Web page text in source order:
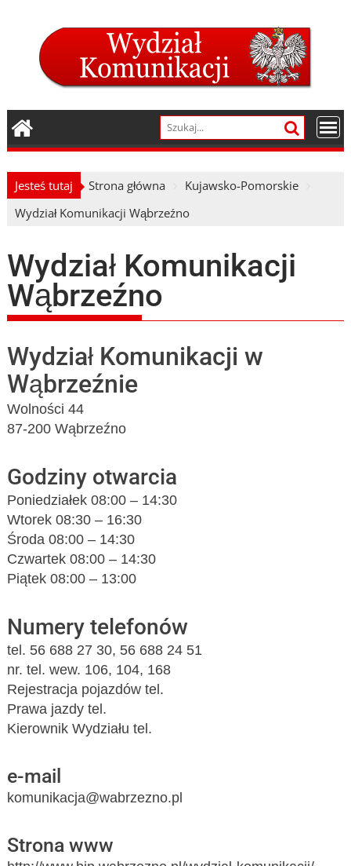
Jesteś tutaj Strona główna
Kujawsko-Pomorskie
Wydział Komunikacji Wąbrzeźno
Wydział Komunikacji
Wąbrzeźno
Wydział Komunikacji w
Wąbrzeźnie
Wolności 44
87-200 Wąbrzeźno
Godziny otwarcia
Poniedziałek 08:00 – 14:30
Wtorek 08:30 – 16:30
Środa 08:00 – 14:30
Czwartek 08:00 – 14:30
Piątek 08:00 – 13:00
Numery telefonów
tel. 56 688 27 30, 56 688 24 51
nr. tel. wew. 106, 104, 168
Rejestracja pojazdów tel.
Prawa jazdy tel.
Kierownik Wydziału tel.
e-mail
komunikacja@wabrzezno.pl
Strona www